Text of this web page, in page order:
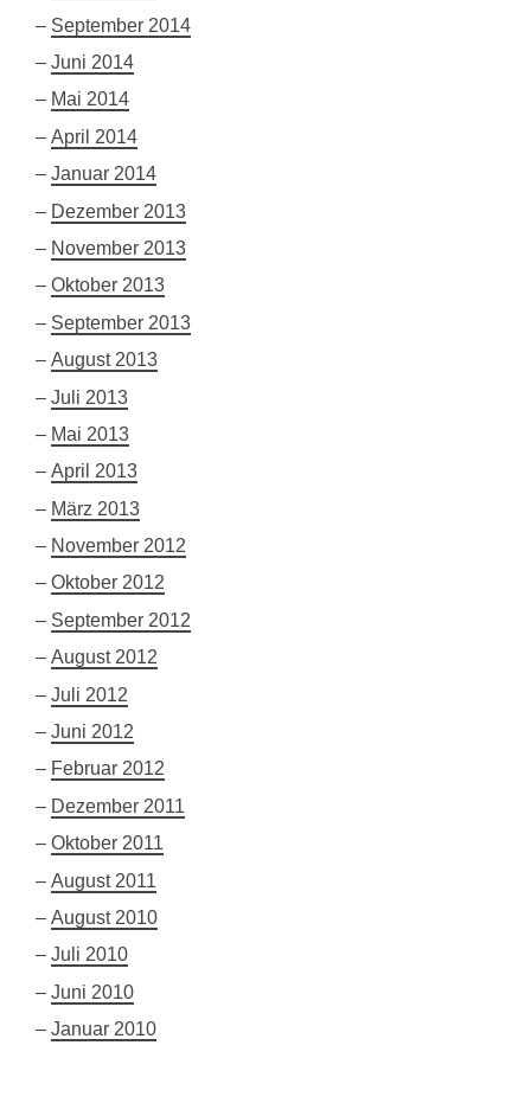
September 2014
Juni 2014
Mai 2014
April 2014
Januar 2014
Dezember 2013
November 2013
Oktober 2013
September 2013
August 2013
Juli 2013
Mai 2013
April 2013
März 2013
November 2012
Oktober 2012
September 2012
August 2012
Juli 2012
Juni 2012
Februar 2012
Dezember 2011
Oktober 2011
August 2011
August 2010
Juli 2010
Juni 2010
Januar 2010